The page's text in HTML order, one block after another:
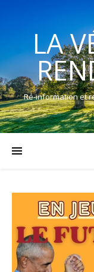
LA
Ré-information et